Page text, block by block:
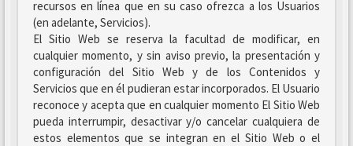
recursos en línea que en su caso ofrezca a los Usuarios
(en adelante, Servicios).
El Sitio Web se reserva la facultad de modificar, en
cualquier momento, y sin aviso previo, la presentación y
configuración del Sitio Web y de los Contenidos y
Servicios que en él pudieran estar incorporados. El Usuario
reconoce y acepta que en cualquier momento El Sitio Web
pueda interrumpir, desactivar y/o cancelar cualquiera de
estos elementos que se integran en el Sitio Web o el